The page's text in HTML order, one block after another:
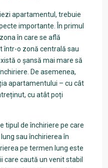
apartamentul, trebuie
importante. În primul
în care se află
într-o zonă centrală sau
o șansă mai mare să
De asemenea,
apartamentului – cu cât
cu atât poți
tipul de închiriere pe care
sau închirierea în
pe termen lung este
caută un venit stabil